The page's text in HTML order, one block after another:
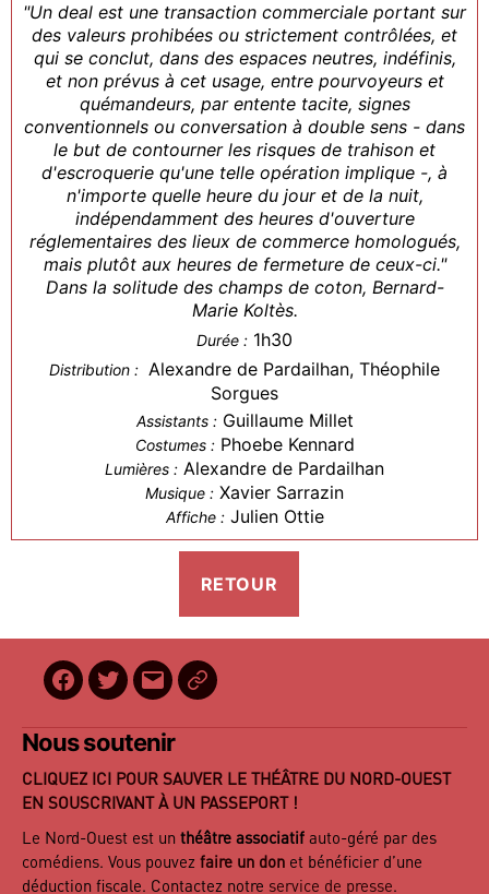
"Un deal est une transaction commerciale portant sur
des valeurs prohibées ou strictement contrôlées, et
qui se conclut, dans des espaces neutres, indéfinis,
et non prévus à cet usage, entre pourvoyeurs et
quémandeurs, par entente tacite, signes
conventionnels ou conversation à double sens - dans
le but de contourner les risques de trahison et
d'escroquerie qu'une telle opération implique -, à
n'importe quelle heure du jour et de la nuit,
indépendamment des heures d'ouverture
réglementaires des lieux de commerce homologués,
mais plutôt aux heures de fermeture de ceux-ci."
Dans la solitude des champs de coton, Bernard-
Marie Koltès.
Durée : 1h30
Distribution : Alexandre de Pardailhan, Théophile
Sorgues
Assistants : Guillaume Millet
Costumes : Phoebe Kennard
Lumières : Alexandre de Pardailhan
Musique : Xavier Sarrazin
Affiche : Julien Ottie
Facebook
Twitter
E-
mail
BilletReduc
Nous soutenir
CLIQUEZ ICI POUR SAUVER LE THÉÂTRE DU NORD-OUEST
EN SOUSCRIVANT À UN PASSEPORT !
Le Nord-Ouest est un théâtre associatif auto-géré par des
comédiens. Vous pouvez faire un don et bénéficier d’une
déduction fiscale. Contactez notre service de presse.